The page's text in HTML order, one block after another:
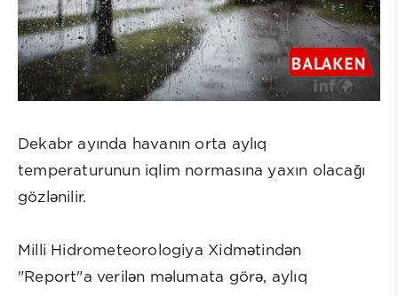
Dekabr ayında havanın orta aylıq
temperaturunun iqlim normasına yaxın olacağı
gözlənilir.
Milli Hidrometeorologiya Xidmətindən
"Report"a verilən məlumata görə, aylıq